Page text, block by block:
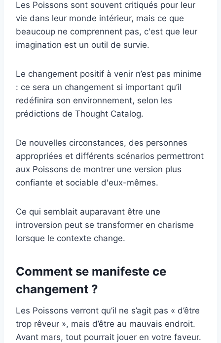
Les Poissons sont souvent critiqués pour leur
vie dans leur monde intérieur, mais ce que
beaucoup ne comprennent pas, c'est que leur
imagination est un outil de survie.
Le changement positif à venir n’est pas minime
: ce sera un changement si important qu’il
redéfinira son environnement, selon les
prédictions de Thought Catalog.
De nouvelles circonstances, des personnes
appropriées et différents scénarios permettront
aux Poissons de montrer une version plus
confiante et sociable d'eux-mêmes.
Ce qui semblait auparavant être une
introversion peut se transformer en charisme
lorsque le contexte change.
Comment se manifeste ce
changement ?
Les Poissons verront qu’il ne s’agit pas « d’être
trop rêveur », mais d’être au mauvais endroit.
Avant mars, tout pourrait jouer en votre faveur.